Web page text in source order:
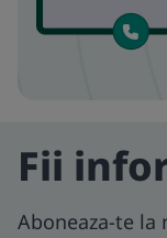
Fii
Aboneaza-te